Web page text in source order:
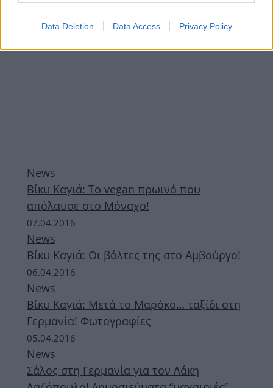
Data Deletion Data Access Privacy Policy
News
Βίκυ Καγιά: Το vegan πρωινό που
απόλαυσε στο Μόναχο!
07.04.2016
News
Βίκυ Καγιά: Οι βόλτες της στο Αμβούργο!
06.04.2016
News
Βίκυ Καγιά: Μετά το Μαρόκο… ταξίδι στη
Γερμανία! Φωτογραφίες
05.04.2016
News
Σάλος στη Γερμανία για τον Λάκη